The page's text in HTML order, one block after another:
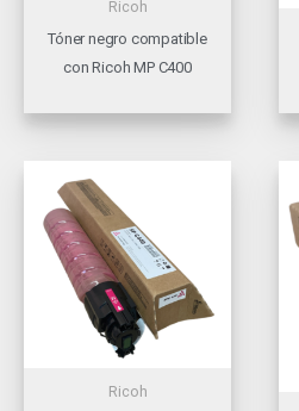
Ricoh
Tóner negro compatible
con Ricoh MP C400
Ricoh